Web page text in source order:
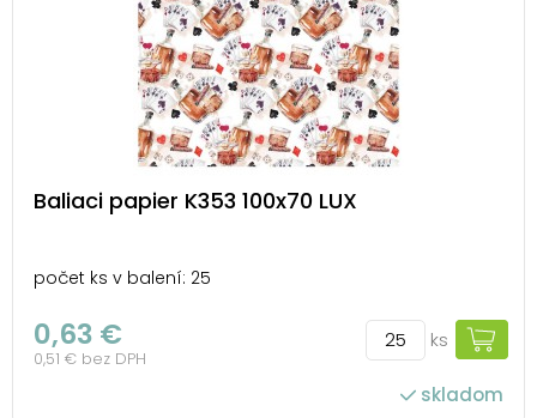
Baliaci papier K353 100x70 LUX
počet ks v balení: 25
0,63 €
0,51 € bez DPH
ks
skladom